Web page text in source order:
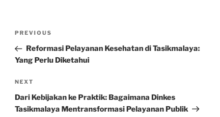
Previous
Post
PREVIOUS
Reformasi Pelayanan Kesehatan di Tasikmalaya:
Yang Perlu Diketahui
Next
Post
NEXT
Dari Kebijakan ke Praktik: Bagaimana Dinkes
Tasikmalaya Mentransformasi Pelayanan Publik